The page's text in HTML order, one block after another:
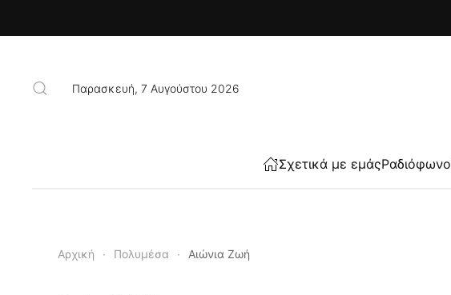
Παρασκευή, 7 Αυγούστου 2026
Σχετικά με εμάςΡαδιόφωνο
Αρχική Πολυμέσα Αιώνια Ζωή